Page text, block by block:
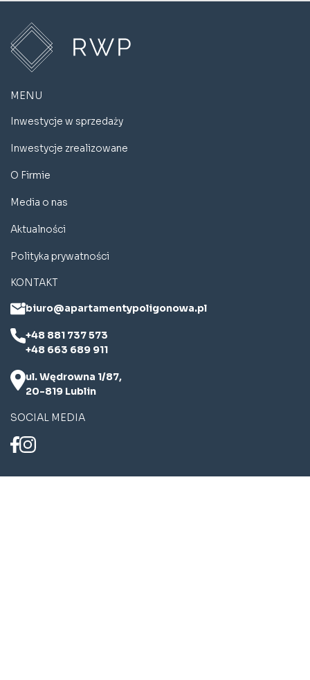
MENU
Inwestycje w sprzedaży
Inwestycje zrealizowane
O Firmie
Media o nas
Aktualności
Polityka prywatności
KONTAKT
biuro@apartamentypoligonowa.pl
+48 881 737 573
+48 663 689 911
ul. Wędrowna 1/87,
20-819 Lublin
SOCIAL MEDIA